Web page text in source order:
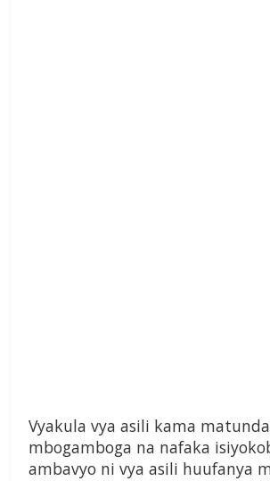
Vyakula vya asili kama
mbogamboga na nafaka
ambavyo ni vya asili huufanya